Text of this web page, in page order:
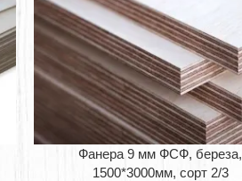
Фанера 9 мм ФСФ, береза,
1500*3000мм, сорт 2/3